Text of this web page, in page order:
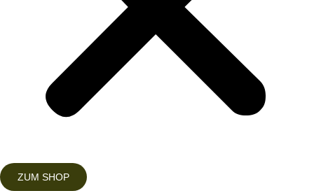
ZUM SHOP